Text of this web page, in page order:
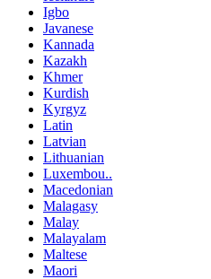
Igbo
Javanese
Kannada
Kazakh
Khmer
Kurdish
Kyrgyz
Latin
Latvian
Lithuanian
Luxembou..
Macedonian
Malagasy
Malay
Malayalam
Maltese
Maori